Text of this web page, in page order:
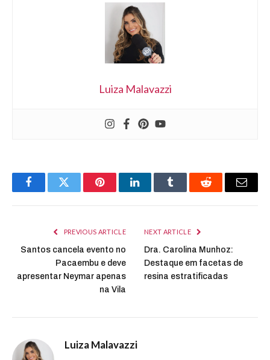
Luiza Malavazzi
FacebookTwitter PinterestLinkedInTumblr Reddit Email
PREVIOUS ARTICLE
Santos cancela evento no
Pacaembu e deve
apresentar Neymar apenas
na Vila
NEXT ARTICLE
Dra. Carolina Munhoz:
Destaque em facetas de
resina estratificadas
Luiza Malavazzi